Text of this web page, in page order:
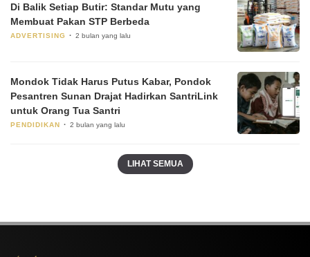
Di Balik Setiap Butir: Standar Mutu yang
Membuat Pakan STP Berbeda
ADVERTISING 2 bulan yang lalu
Mondok Tidak Harus Putus Kabar, Pondok
Pesantren Sunan Drajat Hadirkan SantriLink
untuk Orang Tua Santri
PENDIDIKAN 2 bulan yang lalu
LIHAT SEMUA